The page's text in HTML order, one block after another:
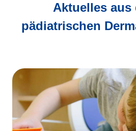
Aktuelles aus
pädiatrischen